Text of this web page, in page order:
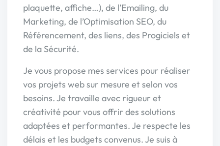
plaquette, affiche…), de l’Emailing, du
Marketing, de l’Optimisation SEO, du
Référencement, des liens, des Progiciels et
de la Sécurité.
Je vous propose mes services pour réaliser
vos projets web sur mesure et selon vos
besoins. Je travaille avec rigueur et
créativité pour vous offrir des solutions
adaptées et performantes. Je respecte les
délais et les budgets convenus. Je suis à